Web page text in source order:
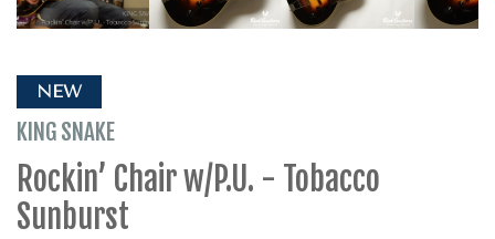
NEW
KING SNAKE
Rockin’ Chair w/P.U. - Tobacco
Sunburst